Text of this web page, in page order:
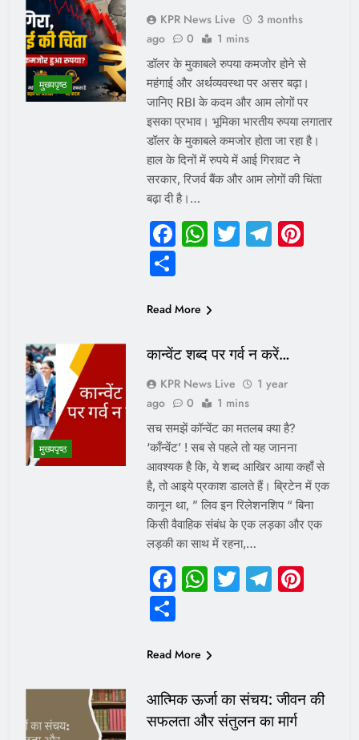
मुख्यपृष्ठ
KPR News Live
3 months
ago
0 1 mins
डॉलर के मुकाबले रुपया कमजोर होने से
महंगाई और अर्थव्यवस्था पर असर बढ़ा।
जानिए RBI के कदम और आम लोगों पर
इसका प्रभाव। भूमिका भारतीय रुपया लगातार
डॉलर के मुकाबले कमजोर होता जा रहा है।
हाल के दिनों में रुपये में आई गिरावट ने
सरकार, रिजर्व बैंक और आम लोगों की चिंता
बढ़ा दी है।…
Facebook
WhatsApp
Twitter
Share
Read More
मुख्यपृष्ठ
कान्वेंट शब्द पर गर्व न करें…
KPR News Live
1 year
ago
0 1 mins
सच समझें कॉन्वेंट का मतलब क्या है?
‘काँन्वेंट’ ! सब से पहले तो यह जानना
आवश्यक है कि, ये शब्द आखिर आया कहाँ से
है, तो आइये प्रकाश डालते हैं। ब्रिटेन में एक
कानून था, ” लिव इन रिलेशनशिप “ बिना
किसी वैवाहिक संबंध के एक लड़का और एक
लड़की का साथ में रहना,…
Facebook
WhatsApp
Twitter
Share
Read More
आत्मिक ऊर्जा का संचय: जीवन की
सफलता और संतुलन का मार्ग